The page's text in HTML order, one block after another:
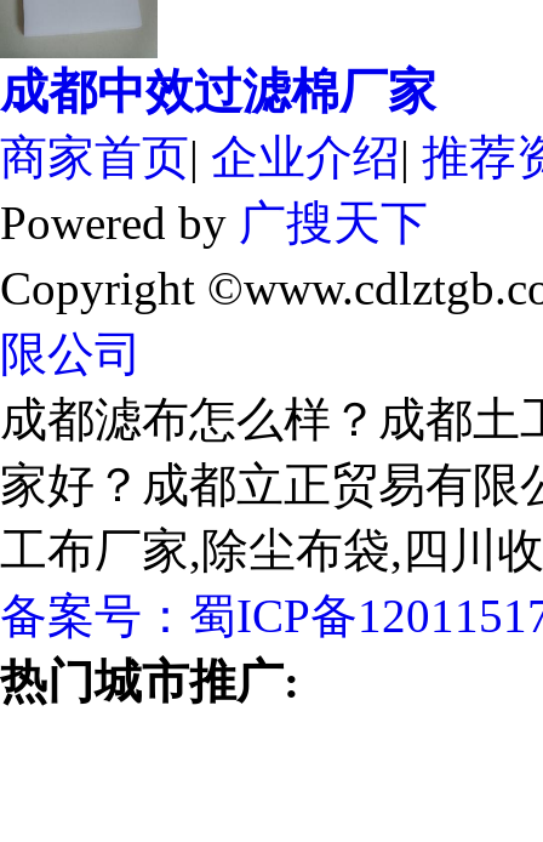
成都中效过滤棉厂家
商家首页| 企业介绍| 推荐
Powered by 广搜天下
Copyright
限公司
成都滤布怎么样？成都
家好？成都立正贸易有
工布厂家,除尘布袋,四川
备案号： 蜀ICP备
热门城市推广: